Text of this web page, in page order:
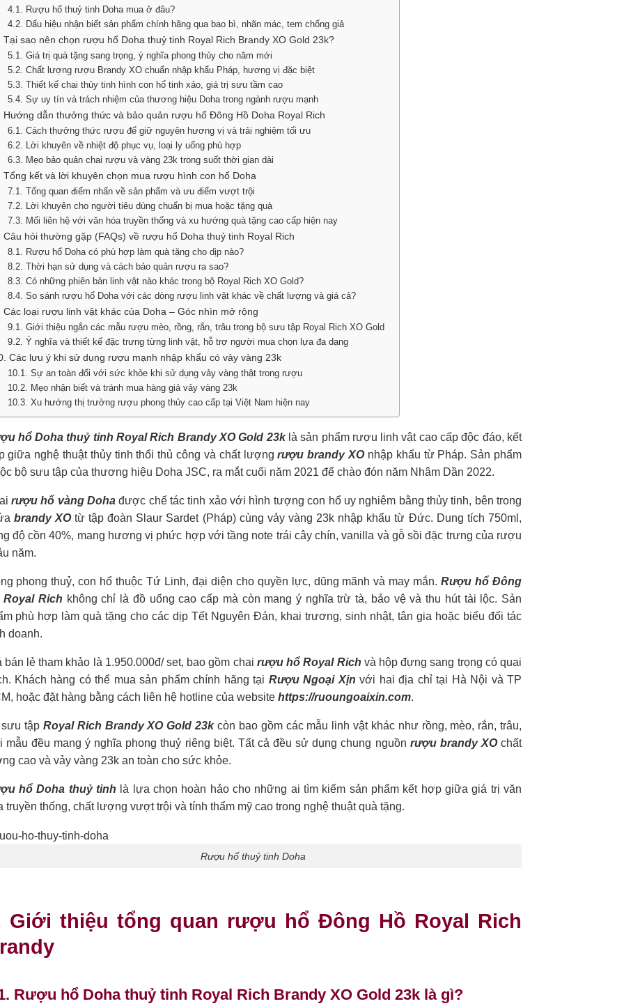
4.1. Rượu hổ thuỷ tinh Doha mua ở đâu?
4.2. Dấu hiệu nhận biết sản phẩm chính hãng qua bao bì, nhãn mác, tem chống giả
Tại sao nên chọn rượu hổ Doha thuỷ tinh Royal Rich Brandy XO Gold 23k?
5.1. Giá trị quà tặng sang trọng, ý nghĩa phong thủy cho năm mới
5.2. Chất lượng rượu Brandy XO chuẩn nhập khẩu Pháp, hương vị đặc biệt
5.3. Thiết kế chai thủy tinh hình con hổ tinh xảo, giá trị sưu tầm cao
5.4. Sự uy tín và trách nhiệm của thương hiệu Doha trong ngành rượu mạnh
Hướng dẫn thưởng thức và bảo quản rượu hổ Đông Hồ Doha Royal Rich
6.1. Cách thưởng thức rượu để giữ nguyên hương vị và trải nghiệm tối ưu
6.2. Lời khuyên về nhiệt độ phục vụ, loại ly uống phù hợp
6.3. Mẹo bảo quản chai rượu và vàng 23k trong suốt thời gian dài
Tổng kết và lời khuyên chọn mua rượu hình con hổ Doha
7.1. Tổng quan điểm nhấn về sản phẩm và ưu điểm vượt trội
7.2. Lời khuyên cho người tiêu dùng chuẩn bị mua hoặc tặng quà
7.3. Mối liên hệ với văn hóa truyền thống và xu hướng quà tặng cao cấp hiện nay
Câu hỏi thường gặp (FAQs) về rượu hổ Doha thuỷ tinh Royal Rich
8.1. Rượu hổ Doha có phù hợp làm quà tặng cho dịp nào?
8.2. Thời hạn sử dụng và cách bảo quản rượu ra sao?
8.3. Có những phiên bản linh vật nào khác trong bộ Royal Rich XO Gold?
8.4. So sánh rượu hổ Doha với các dòng rượu linh vật khác về chất lượng và giá cả?
Các loại rượu linh vật khác của Doha – Góc nhìn mở rộng
9.1. Giới thiệu ngắn các mẫu rượu mèo, rồng, rắn, trâu trong bộ sưu tập Royal Rich XO Gold
9.2. Ý nghĩa và thiết kế đặc trưng từng linh vật, hỗ trợ người mua chọn lựa đa dạng
Các lưu ý khi sử dụng rượu mạnh nhập khẩu có vảy vàng 23k
10.1. Sự an toàn đối với sức khỏe khi sử dụng vảy vàng thật trong rượu
10.2. Mẹo nhận biết và tránh mua hàng giả vảy vàng 23k
10.3. Xu hướng thị trường rượu phong thủy cao cấp tại Việt Nam hiện nay
hổ Doha thuỷ tinh Royal Rich Brandy XO Gold 23klà sản phẩm rượu linh vật cao cấp độc đáo, kết
giữa nghệ thuật thủy tinh thổi thủ công và chất lượngrượu brandy XOnhập khẩu từ Pháp. Sản phẩm
bộ sưu tập của thương hiệu Doha JSC, ra mắt cuối năm 2021 để chào đón năm Nhâm Dần 2022.
rượu hổ vàng Dohađược chế tác tinh xảo với hình tượng con hổ uy nghiêm bằng thủy tinh, bên trong
brandy XOtừ tập đoàn Slaur Sardet (Pháp) cùng vảy vàng 23k nhập khẩu từ Đức. Dung tích 750ml,
độ cồn 40%, mang hương vị phức hợp với tầng note trái cây chín, vanilla và gỗ sồi đặc trưng của rượu
năm.
phong thuỷ, con hổ thuộc Tứ Linh, đại diện cho quyền lực, dũng mãnh và may mắn.Rượu hổ Đông
Royal Rich không chỉ là đồ uống cao cấp mà còn mang ý nghĩa trừ tà, bảo vệ và thu hút tài lộc. Sản
phù hợp làm quà tặng cho các dịp Tết Nguyên Đán, khai trương, sinh nhật, tân gia hoặc biếu đối tác
doanh.
bán lẻ tham khảo là 1.950.000đ/ set, bao gồm chai rượu hổ Royal Rich và hộp đựng sang trọng có quai
Khách hàng có thể mua sản phẩm chính hãng tại Rượu Ngoại Xịn với hai địa chỉ tại Hà Nội và TP
hoặc đặt hàng bằng cách liên hệ hotline của website https://ruoungoaixin.com.
sưu tập Royal Rich Brandy XO Gold 23kcòn bao gồm các mẫu linh vật khác như rồng, mèo, rắn, trâu,
mẫu đều mang ý nghĩa phong thuỷ riêng biệt. Tất cả đều sử dụng chung nguồn rượu brandy XOchất
cao và vảy vàng 23k an toàn cho sức khỏe.
hổ Doha thuỷ tinh là lựa chọn hoàn hảo cho những ai tìm kiếm sản phẩm kết hợp giữa giá trị văn
truyền thống, chất lượng vượt trội và tính thẩm mỹ cao trong nghệ thuật quà tặng.
Rượu hổ thuỷ tinh Doha
Giới thiệu tổng quan rượu hổ Đông Hồ Royal Rich
Rượu hổ Doha thuỷ tinh Royal Rich Brandy XO Gold 23k là gì?